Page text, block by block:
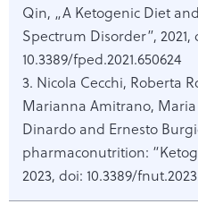
Qin, „A Ketogenic Diet
Spectrum Disorder”, 2021,
10.3389/fped.2021.650624
3. Nicola Cecchi, Roberta
Marianna Amitrano,
Dinardo and Ernesto
pharmaconutrition:
2023, doi: 10.3389/